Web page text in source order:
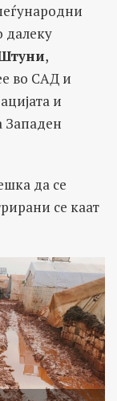
далеку
,
во САД и
и
Западен
да се
се каат